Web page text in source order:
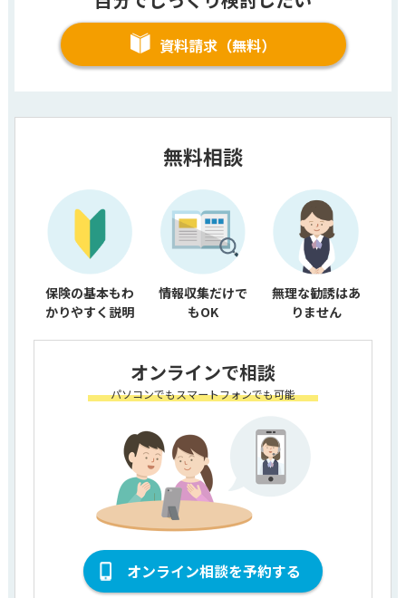
資料請求（無料）
無料相談
保険の基本もわ
かりやすく説明
情報収集だけで
もOK
無理な勧誘はあ
りません
オンラインで相談
パソコンでもスマートフォンでも可能
オンライン相談を予約する